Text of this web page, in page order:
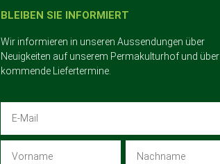
BLEIBEN SIE INFORMIERT
Wir informieren in unseren Aussendungen über
Neuigkeiten auf unserem Permakulturhof und über
kommende Liefertermine.